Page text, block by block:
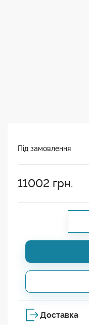
Під замовлення
11002 грн.
Доставка